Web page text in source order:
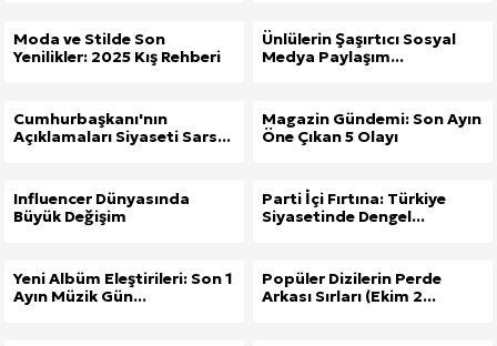
Moda ve Stilde Son
Yenilikler: 2025 Kış Rehberi
Ünlülerin Şaşırtıcı Sosyal
Medya Paylaşım...
Cumhurbaşkanı'nın
Açıklamaları Siyaseti Sars...
Magazin Gündemi: Son Ayın
Öne Çıkan 5 Olayı
Influencer Dünyasında
Büyük Değişim
Parti İçi Fırtına: Türkiye
Siyasetinde Dengel...
Yeni Albüm Eleştirileri: Son 1
Ayın Müzik Gün...
Popüler Dizilerin Perde
Arkası Sırları (Ekim 2...